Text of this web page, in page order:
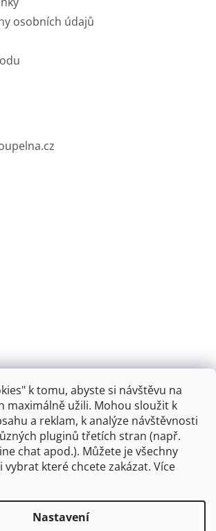
k tomu, abyste si návštěvu na
maximálně užili. Mohou sloužit k
a reklam, k analýze návštěvnosti
pluginů třetích stran (např.
chat apod.). Můžete je všechny
které chcete zakázat. Více
Nastavení
osobních údajů
Retro koupelna
Shoptet + plnenieshopu.cz